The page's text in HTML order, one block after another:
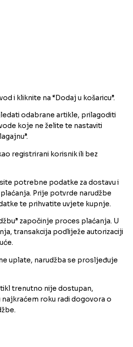
i kliknite na “Dodaj u košaricu”.
odabrane artikle, prilagoditi
koje ne želite te nastaviti
registrirani korisnik ili bez
potrebne podatke za dostavu i
Prije potvrde narudžbe
te prihvatite uvjete kupnje.
započinje proces plaćanja. U
transakcija podliježe autorizaciji
uplate, narudžba se prosljeđuje
trenutno nije dostupan,
roku radi dogovora o